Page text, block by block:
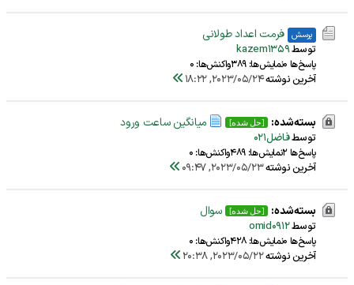
پرسش فرمت اعداد طولانی
توسطkazem1359
پاسخ‌ها 0 نمایش‌ها: 389 واکنش‌ها: 0
آخرین نوشته2023/05/24, 18:22
بسته‌شده: [حل شده] میانگین ساعت ورود
توسطفاضل021
پاسخ‌ها 2 نمایش‌ها: 489 واکنش‌ها: 0
آخرین نوشته2023/05/23, 09:47
بسته‌شده: [حل شده] سوال
توسطomid0912
پاسخ‌ها 0 نمایش‌ها: 428 واکنش‌ها: 0
آخرین نوشته2023/05/22, 20:38